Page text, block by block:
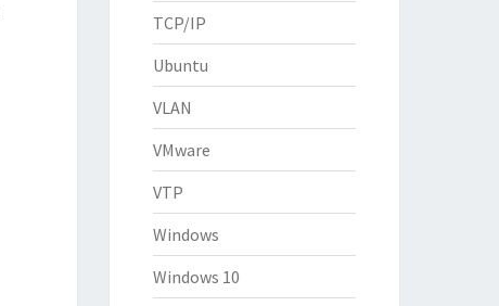
TCP/IP
Ubuntu
VLAN
VMware
VTP
Windows
Windows 10